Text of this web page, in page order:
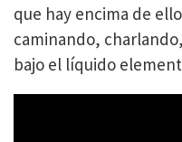
que hay encima de
caminando,
bajo el líquido